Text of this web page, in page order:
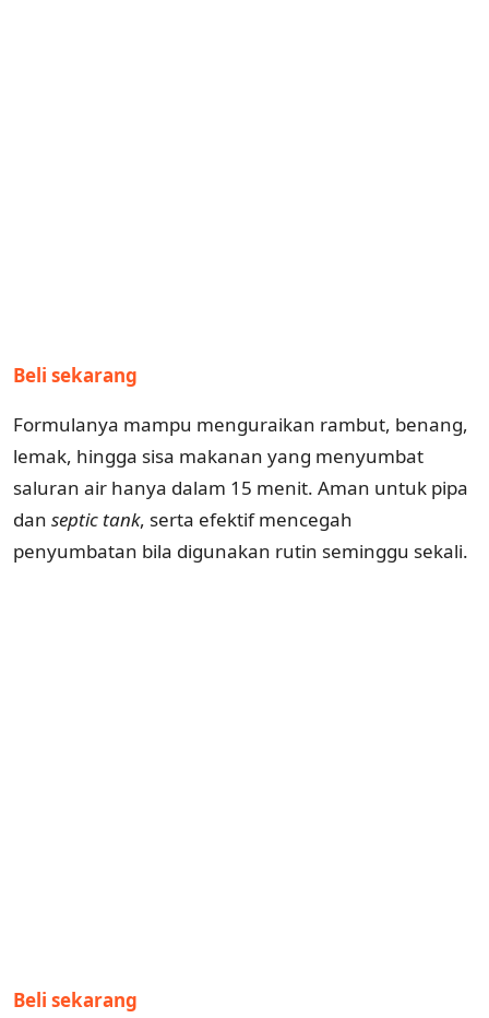
Beli sekarang
Formulanya mampu menguraikan rambut, benang,
lemak, hingga sisa makanan yang menyumbat
saluran air hanya dalam 15 menit. Aman untuk pipa
dan septic tank, serta efektif mencegah
penyumbatan bila digunakan rutin seminggu sekali.
Beli sekarang